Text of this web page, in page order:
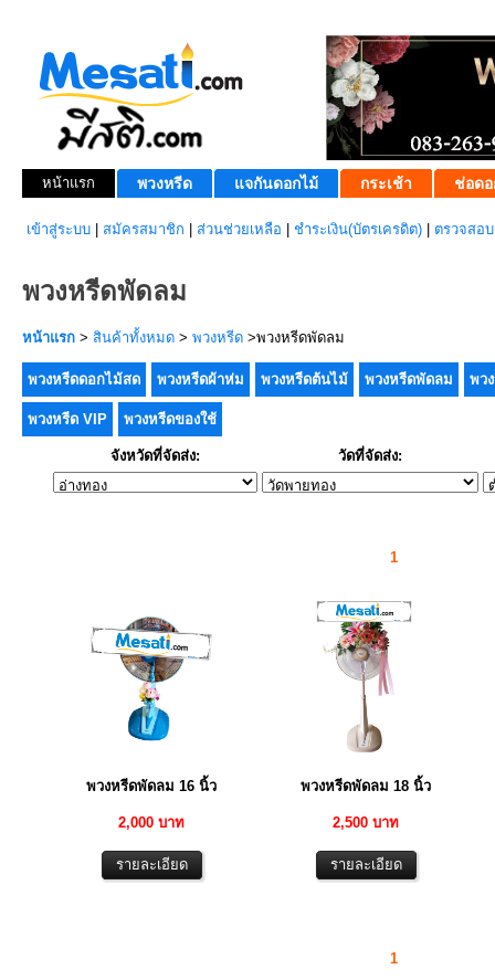
หน้าแรก พวงหรีด แจกันดอกไม้ กระเช้า ช่อดอ
เข้าสู่ระบบ สมัครสมาชิก ส่วนช่วยเหลือ ชำระเงิน(บัตรเครดิต) ตรวจสอ
พวงหรีดพัดลม
หน้าแรก > สินค้าทั้งหมด > พวงหรีด >พวงหรีดพัดลม
พวงหรีดดอกไม้สด พวงหรีดผ้าห่ม พวงหรีดต้นไม้ พวงหรีดพัดลม พว
พวงหรีด VIP พวงหรีดของใช้
จังหวัดที่จัดส่ง: วัดที่จัดส่ง:
1
พวงหรีดพัดลม 16 นิ้ว
2,000 บาท
พวงหรีดพัดลม 18 นิ้ว
2,500 บาท
1